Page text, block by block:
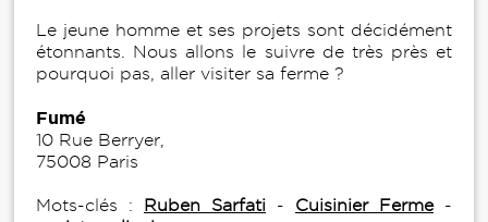
Le jeune homme et ses projets sont décidément
étonnants. Nous allons le suivre de très près et
pourquoi pas, aller visiter sa ferme ?
Fumé
10 Rue Berryer,
75008 Paris
Mots-clés : Ruben Sarfati - Cuisinier Ferme-